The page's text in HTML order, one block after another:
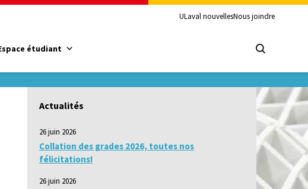
ULaval nouvellesNous joindre
étudiant
Actualités
26 juin 2026
Collation des grades 2026, toutes nos
félicitations!
26 juin 2026